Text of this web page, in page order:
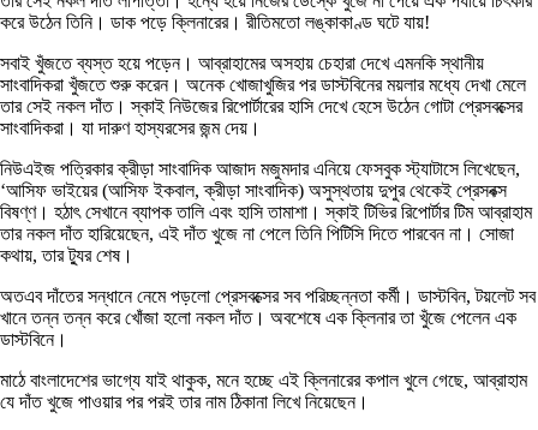
করে উঠেন তিনি। ডাক পড়ে ক্লিনারের। রীতিমতো লঙ্কাকাণ্ড ঘটে যায়!
সবাই খুঁজতে ব্যস্ত হয়ে পড়েন। আব্রাহামের অসহায় চেহারা দেখে এমনকি স্থানীয়
সাংবাদিকরা খুঁজতে শুরু করেন। অনেক খোজাখুজির পর ডাস্টবিনের ময়লার মধ্যে দেখা মেলে
তার সেই নকল দাঁত। স্কাই নিউজের রিপোর্টারের হাসি দেখে হেসে উঠেন গোটা প্রেসবক্সের
সাংবাদিকরা। যা দারুণ হাস্যরসের জন্ম দেয়।
নিউএইজ পত্রিকার ক্রীড়া সাংবাদিক আজাদ মজুমদার এনিয়ে ফেসবুক স্ট্যাটাসে লিখেছেন,
‘আসিফ ভাইয়ের (আসিফ ইকবাল, ক্রীড়া সাংবাদিক) অসুস্থতায় দুপুর থেকেই প্রেসবক্স
বিষণ্ণ। হঠাৎ সেখানে ব্যাপক তালি এবং হাসি তামাশা। স্কাই টিভির রিপোর্টার টিম আব্রাহাম
তার নকল দাঁত হারিয়েছেন, এই দাঁত খুজে না পেলে তিনি পিটিসি দিতে পারবেন না। সোজা
কথায়, তার ট্যুর শেষ।
অতএব দাঁতের সন্ধানে নেমে পড়লো প্রেসবক্সের সব পরিচ্ছন্নতা কর্মী। ডাস্টবিন, টয়লেট সব
খানে তন্ন তন্ন করে খোঁজা হলো নকল দাঁত। অবশেষে এক ক্লিনার তা খুঁজে পেলেন এক
ডাস্টবিনে।
মাঠে বাংলাদেশের ভাগ্যে যাই থাকুক, মনে হচ্ছে এই ক্লিনারের কপাল খুলে গেছে, আব্রাহাম
যে দাঁত খুজে পাওয়ার পর পরই তার নাম ঠিকানা লিখে নিয়েছেন।